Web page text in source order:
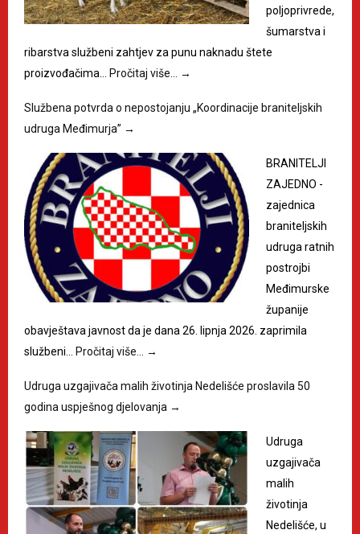
poljoprivrede,
šumarstva i
ribarstva službeni zahtjev za punu naknadu štete
proizvođačima…
Pročitaj više… →
Službena potvrda o nepostojanju „Koordinacije braniteljskih
udruga Međimurja” →
BRANITELJI
ZAJEDNO -
zajednica
braniteljskih
udruga ratnih
postrojbi
Međimurske
županije
obavještava javnost da je dana 26. lipnja 2026. zaprimila
službeni…
Pročitaj više… →
Udruga uzgajivača malih životinja Nedelišće proslavila 50
godina uspješnog djelovanja →
Udruga
uzgajivača
malih
životinja
Nedelišće, u